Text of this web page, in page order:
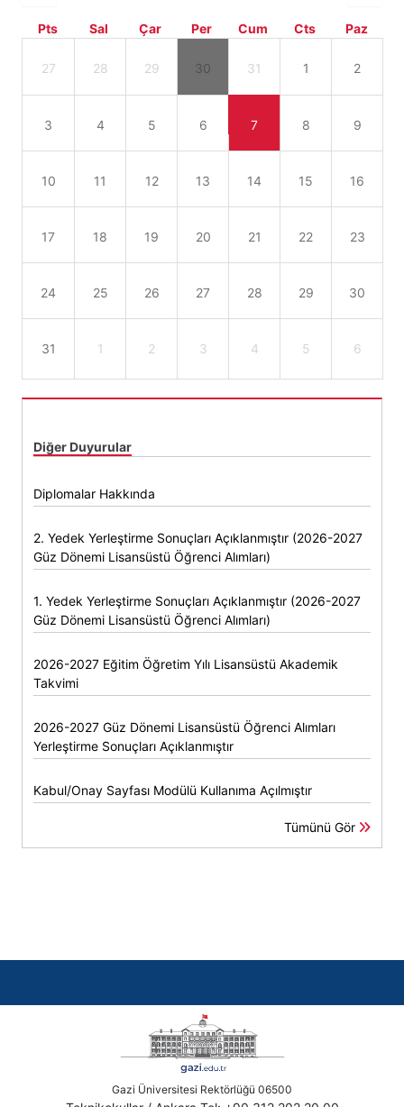
Pts Sal Çar Per Cum Cts Paz
27 28 29 30 31 1 2
3 4 5 6 7 8 9
10 11 12 13 14 15 16
17 18 19 20 21 22 23
24 25 26 27 28 29 30
31 1 2 3 4 5 6
Diğer Duyurular
Diplomalar Hakkında
2. Yedek Yerleştirme Sonuçları Açıklanmıştır (2026-2027
Güz Dönemi Lisansüstü Öğrenci Alımları)
1. Yedek Yerleştirme Sonuçları Açıklanmıştır (2026-2027
Güz Dönemi Lisansüstü Öğrenci Alımları)
2026-2027 Eğitim Öğretim Yılı Lisansüstü Akademik
Takvimi
2026-2027 Güz Dönemi Lisansüstü Öğrenci Alımları
Yerleştirme Sonuçları Açıklanmıştır
Kabul/Onay Sayfası Modülü Kullanıma Açılmıştır
Tümünü Gör
Gazi Üniversitesi Rektörlüğü 06500